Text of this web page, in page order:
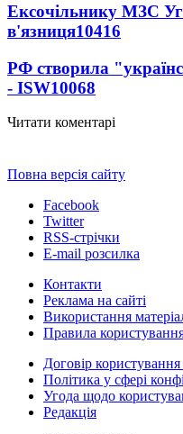
Ексочільнику МЗС
в'язниця10416
РФ створила
- ISW10068
Читати коментарі
Повна версія сайту
Facebook
Twitter
RSS-стрічки
E-mail розсилка
Контакти
Реклама на сайті
Використання
Правила
Договір
Політика у сфері
Угода щодо
Редакція